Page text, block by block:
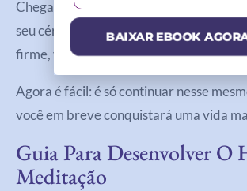
Chegamos em 10 minutos. Você já
seu cérebro está se acostumando a
firme, você consegue!
Agora é fácil: é só continuar nesse
você em breve conquistará uma vida
Guia Para Desenvolver O
Meditação
BAIXAR EBOOK